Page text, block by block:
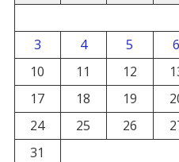
3
4 5 6
10
11 12
17
18 19
24
25 26
31